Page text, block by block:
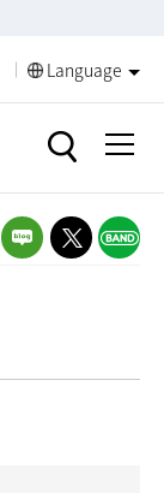
Language